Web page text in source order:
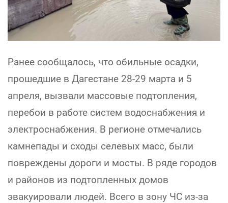
Ранее сообщалось, что обильные осадки,
прошедшие в Дагестане 28-29 марта и 5
апреля, вызвали массовые подтопления,
перебои в работе систем водоснабжения и
электроснабжения. В регионе отмечались
камнепады и сходы селевых масс, были
повреждены дороги и мосты. В ряде городов
и районов из подтопленных домов
эвакуировали людей. Всего в зону ЧС из-за